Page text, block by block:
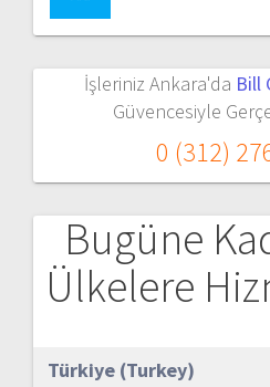
İşleriniz Ankara'da Bill
Güvencesiyle
0 (312)
Bugüne
Ülkelere
Türkiye (Turkey)